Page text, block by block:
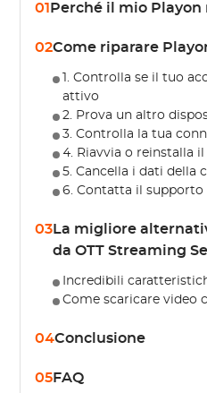
01 Perché il mio Playon
02Come riparare
1. Controlla se il tuo
attivo
2. Prova un altro
3. Controlla la tua
4. Riavvia o reinstalla
5. Cancella i dati della
6. Contatta il supporto
03La migliore
da OTT Streaming
Incredibili
Come scaricare video
04Conclusione
05FAQ